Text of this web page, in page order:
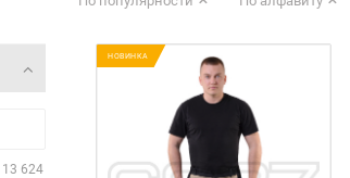
НОВИНКА
13 624